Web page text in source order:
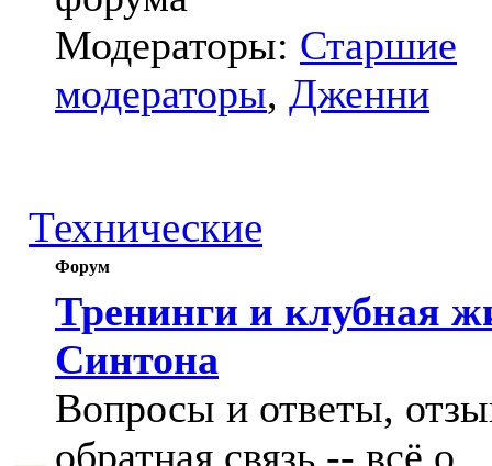
Модераторы: Старшие
модераторы, Дженни
Технические
Форум
Тренинги и клубная
Синтона
Вопросы и ответы,
обратная связь -- всё о